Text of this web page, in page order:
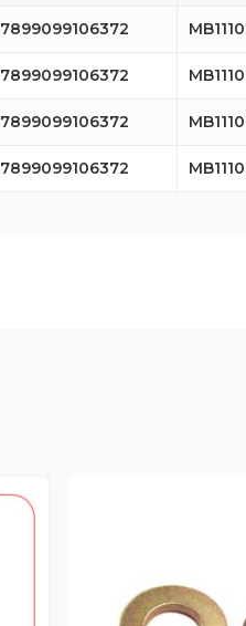
7899099106372
7899099106372
7899099106372
7899099106372